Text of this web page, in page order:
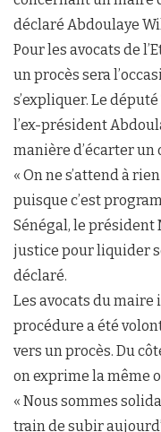
déclaré Abdoulaye
Pour les avocats de
un procès sera
s’expliquer. Le
l’ex-président
manière d’écarter un
« On ne s’attend à
puisque c’est
Sénégal, le président
justice pour liquider
déclaré.
Les avocats du
procédure a été
vers un procès. Du
on exprime la même
« Nous sommes
train de subir